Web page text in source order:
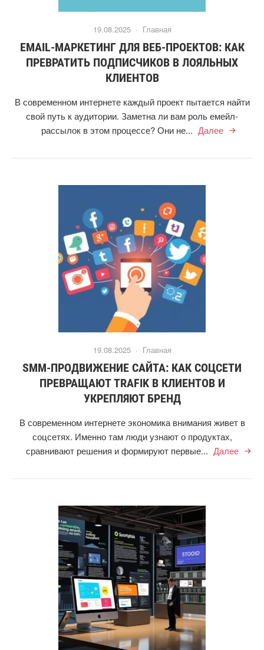
19.08.2025 · Главная
EMAIL-МАРКЕТИНГ ДЛЯ ВЕБ-ПРОЕКТОВ: КАК
ПРЕВРАТИТЬ ПОДПИСЧИКОВ В ЛОЯЛЬНЫХ
КЛИЕНТОВ
В современном интернете каждый проект пытается найти
свой путь к аудитории. Заметна ли вам роль емейл-
рассылок в этом процессе? Они не... Далее
19.08.2025 · Главная
SMM-ПРОДВИЖЕНИЕ САЙТА: КАК СОЦСЕТИ
ПРЕВРАЩАЮТ TRAFIK В КЛИЕНТОВ И
УКРЕПЛЯЮТ БРЕНД
В современном интернете экономика внимания живет в
соцсетях. Именно там люди узнают о продуктах,
сравнивают решения и формируют первые... Далее